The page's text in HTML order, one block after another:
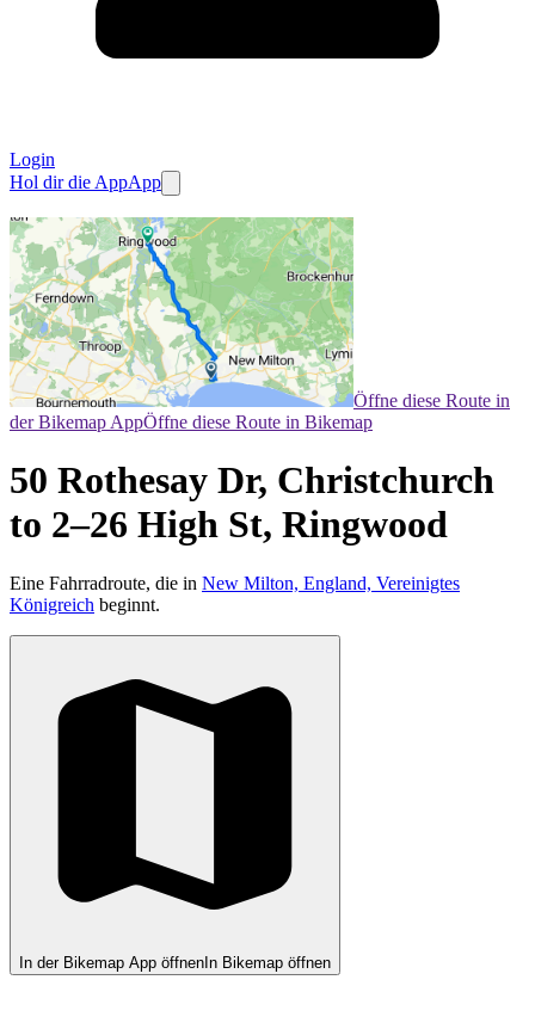
Login
Hol dir die AppApp
Öffne diese Route in
der Bikemap AppÖffne diese Route in Bikemap
50 Rothesay Dr, Christchurch
to 2–26 High St, Ringwood
Eine Fahrradroute, die in New Milton, England, Vereinigtes
Königreich beginnt.
In der Bikemap App öffnen In Bikemap öffnen